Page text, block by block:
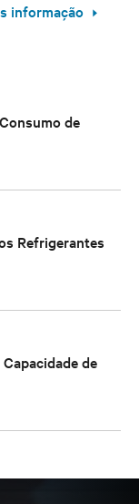
informação
de
Refrigerantes
de